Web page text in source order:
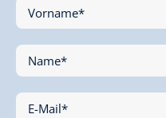
Vorname*
Name*
E-Mail*